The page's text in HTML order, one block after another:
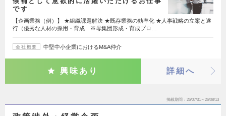
です
【企画業務（例）】 ★組織課題解決 ★既存業務の効率化 ★人事戦略の立案と遂
行（優秀な人材の採用・育成 ※母集団形成・育成プロ…
会社概要 中堅中小企業におけるM&A仲介
興味あり 詳細へ
掲載期間 26/07/31～26/08/13